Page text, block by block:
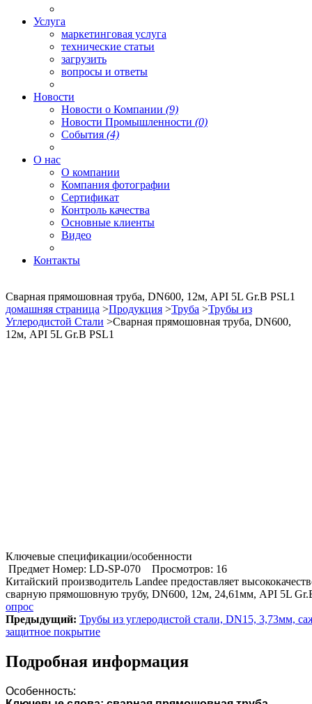
Услуга
маркетинговая услуга
технические статьи
загрузить
вопросы и ответы
Новости
Новости о Компании (9)
Новости Промышленности (0)
События (4)
О нас
О компании
Компания фотографии
Сертификат
Контроль качества
Основные клиенты
Видео
Контакты
Сварная прямошовная труба, DN600, 12м, API 5L Gr.B PSL1
домашняя страница >Продукция >Труба >Трубы из
Углеродистой Стали >Сварная прямошовная труба, DN600,
12м, API 5L Gr.B PSL1
Ключевые спецификации/особенности
Предмет Номер: LD-SP-070
Просмотров: 16
Китайский производитель Landee предоставляет
сварную прямошовную трубу, DN600, 12м, 24,61мм, API 5L
опрос
Предыдущий: Трубы из углеродистой стали, DN15, 3,73мм,
защитное покрытие
Подробная информация
Особенность: